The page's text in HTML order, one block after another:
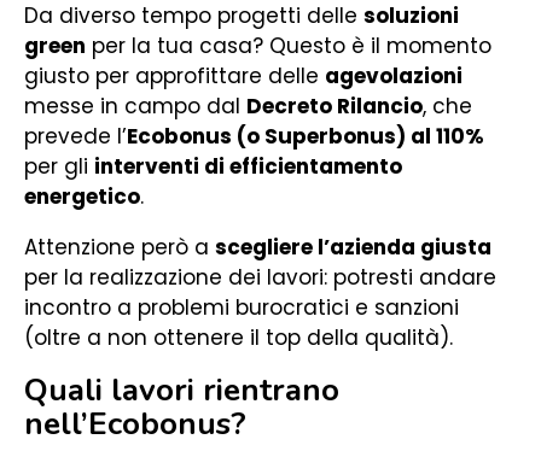
Da diverso tempo progetti delle soluzioni
green per la tua casa? Questo è il momento
giusto per approfittare delle agevolazioni
messe in campo dal Decreto Rilancio, che
prevede l’Ecobonus (o Superbonus) al 110%
per gli interventi di efficientamento
energetico.
Attenzione però a scegliere l’azienda giusta
per la realizzazione dei lavori: potresti andare
incontro a problemi burocratici e sanzioni
(oltre a non ottenere il top della qualità).
Quali lavori rientrano
nell’Ecobonus?